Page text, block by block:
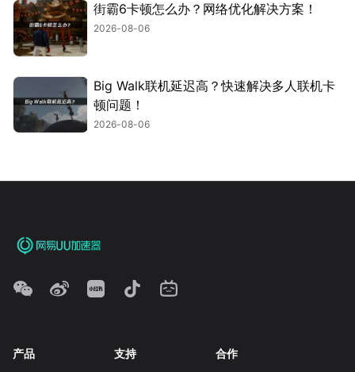
街霸6卡顿怎么办？网络优化解决方案！
2026-08-06
Big Walk联机延迟高？快速解决多人联机卡
顿问题！
2026-08-06
产品 支持 合作